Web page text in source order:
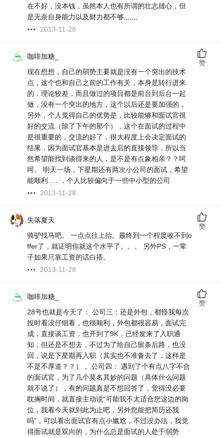
在不好，没本钱，虽然本人也有所谓的壮志雄心，但
是无奈自身能力以及财力都不够,,,,,,,
2013-11-28
咖啡加糖_
现在想想，自己的弱势主要就是没有一个突出的技术
点，这个也和自己之前的工作有关，本身是转行进来
的，理论较差，而且做过的项目都是前台到后台一起
做，没有一个突出的地方，这个以后还是要加强的，
另外，个人觉得自己的优势是，比较能够和面试官很
好的交流（除了下午的那个），这个在面试的过程中
是很重要的，交流的好了，很大程度上会决定面试的
结果，因为面试官基本是进去后的直接领导，所以当
然希望能找到谈得来的人，是不是有点象相亲？？呵
呵。 明天一场，下星期还有两次小公司的面试，希望
能顺利......，个人比较偏向于一些中小型的公司
2013-11-28
赞
失落夏天
骑驴找马吧。 一点点往上抬。最终到一个程度收不到o
ffer了，就证明你就这个水平了。。。 另外PS，一辈
子如果只靠工资的话白搭。
2013-11-28
赞
咖啡加糖_
28号也就是今天了： 公司三：还是外包，都怪我每次
投时看没仔细看，也很顺利，外包都很容易，面试完
成，直接谈工资，也开到了9K，已经发来了入职通
知，但还是不想去，不过为了给自己留条后路，也没
回，说是下星期再入职（其实也不准备去了，这样是
不是不厚道？？）， 公司四： 遇到了个有点八字不合
的面试官，为了几个莫名其妙的问题（具体什么问题
就不说了），有的问题真是不想回答了，觉得没必要
耽搁时间，就直接主动说“可能我不太适合您这边的岗
位，我看今天就到此为止吧，另外您能把简历还我
吗”，可以看出面试官有点小尴尬，不过没办法，我觉
得面试就是双向的，为什么总是面试的人处于弱势
赞